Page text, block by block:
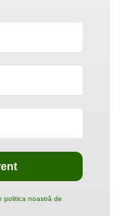
politica noastră de